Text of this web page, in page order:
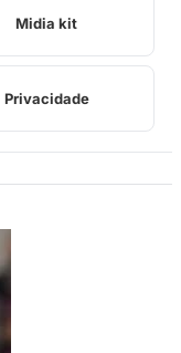
Midia kit
Privacidade